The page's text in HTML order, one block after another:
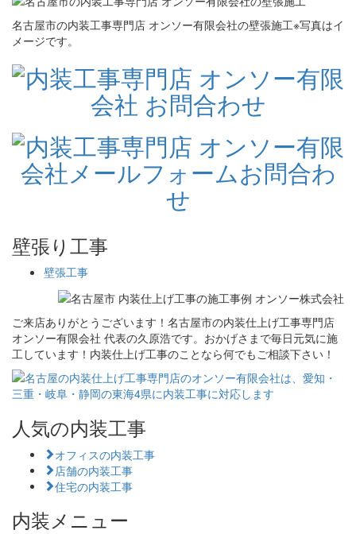
名古屋市の内装工事専門店 オンソー有限会社の壁張施工※写真はイ
メージです。
壁張り工事
壁張工事
ご来店ありがとうございます！名古屋市の内装仕上げ工事専門店
オンソー有限会社 代表の久原浩です。おかげさまで毎日元気に施
工しています！内装仕上げ工事のことなら何でもご相談下さい！
人気の内装工事
オフィスの内装工事
店舗の内装工事
住宅の内装工事
内装メニュー